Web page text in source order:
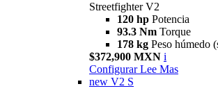
Streetfighter V2
120 hp Potencia
93.3 Nm Torque
178 kg Peso húmedo
$372,900 MXN i
Configurar Lee Mas
new V2 S